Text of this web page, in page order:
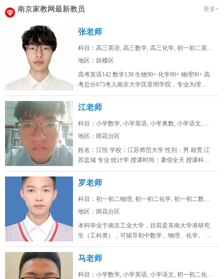
南京家教网最新教员 更多+
张老师
科目：高三英语, 高三数学, 高三化学, 初一初二英语...
地区：鼓楼区
高考英语142 数学138 生物90+ 化学90+ 物理90+ 高
考总分673考入南京大学匡亚明学院，专业为理...
江老师
科目：小学数学, 小学英语, 小学奥数, 小学语文, ...
地区：雨花台区
姓名：江恒 学校：江苏师范大学 性别：男 籍贯:江
苏盐城 专业:统计学 授课时间：暑假全天 授课科
目：小学初...
罗老师
科目：初一初二物理, 初一初二化学, 初一初二数学, ...
地区：雨花台区
本科毕业于南京工业大学，目前是东南大学准研究
生（工科类），可辅导初中数学、物理、化学。 可
线上/线下，南京雨花台、浦口...
马老师
科目：小学数学, 小学英语, 小学语文, 初一初二化学...